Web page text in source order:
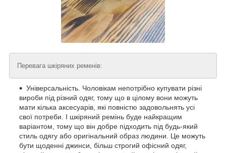
Перевага шкіряних ременів:
Універсальність. Чоловікам непотрібно купувати різні
вироби під різний одяг, тому що в цілому вони можуть
мати кілька аксесуарів, які повністю задовольнять усі
свої потреби. І шкіряний ремінь буде найкращим
варіантом, тому що він добре підходить під будь-який
стиль одягу або оригінальний образ людини. Це можуть
бути щоденні джинси, більш строгий офісний одяг,